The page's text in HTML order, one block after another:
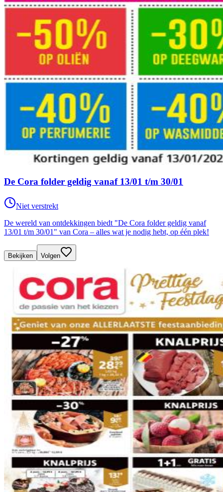
De Cora folder geldig vanaf 13/01 t/m 30/01
Niet verstrekt
De wereld van ontdekkingen biedt "De Cora folder geldig vanaf
13/01 t/m 30/01" van Cora – alles wat je nodig hebt, op één plek!
Bekijken Volgen